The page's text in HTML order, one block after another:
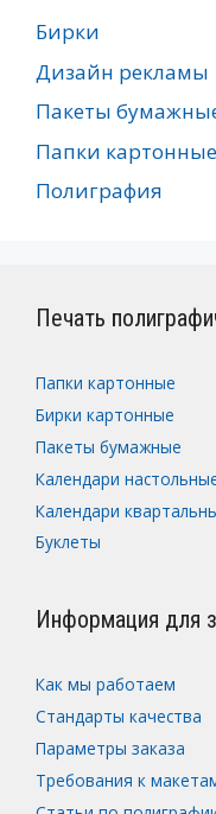
Бирки
Дизайн рекламы
Пакеты
Папки картонные
Полиграфия
Печать
Папки картонные
Бирки картонные
Пакеты бумажные
Календари
Календари
Буклеты
Информация для
Как мы работаем
Стандарты качества
Параметры заказа
Требования к